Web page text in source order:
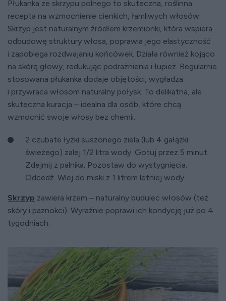
Płukanka ze skrzypu polnego to skuteczna, roślinna
recepta na wzmocnienie cienkich, łamliwych włosów.
Skrzyp jest naturalnym źródłem krzemionki, która wspiera
odbudowę struktury włosa, poprawia jego elastyczność
i zapobiega rozdwajaniu końcówek. Działa również kojąco
na skórę głowy, redukując podrażnienia i łupież. Regularnie
stosowana płukanka dodaje objętości, wygładza
i przywraca włosom naturalny połysk. To delikatna, ale
skuteczna kuracja – idealna dla osób, które chcą
wzmocnić swoje włosy bez chemii.
2 czubate łyżki suszonego ziela (lub 4 gałązki
świeżego) zalej 1/2 litra wody. Gotuj przez 5 minut.
Zdejmij z palnika. Pozostaw do wystygnięcia.
Odcedź. Wlej do miski z 1 litrem letniej wody.
Skrzyp zawiera krzem – naturalny budulec włosów (też
skóry i paznokci). Wyraźnie poprawi ich kondycję już po 4
tygodniach.